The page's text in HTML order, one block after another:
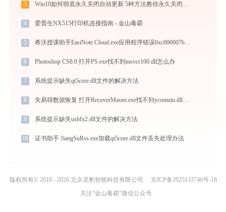
3 Win10如何彻底永久关闭自动更新 5种方法教你永久关闭win10自动更新
4 爱普生NX515打印机连接指南 - 金山毒霸
5 希沃授课助手EasiNote.Cloud.exe应用程序错误0xc000007b解决方法
6 Photoshop CS8.0 打开PS.exe找不到msvcr100.dll怎么办
7 系统提示缺失qt5core.dll文件的解决方法
8 失易得数据恢复 打开RecoverMaster.exe找不到ycomuiu.dll怎么办
9 系统提示缺失usbfx2.dll文件的解决方法
10 证书助手 JiangSuRss.exe加载qt5core.dll文件丢失处理办法
版权所有© 2010 - 2026 北京灵豹智能科技有限公司
京ICP备2025133740号-18
关注“金山毒霸”微信公众号